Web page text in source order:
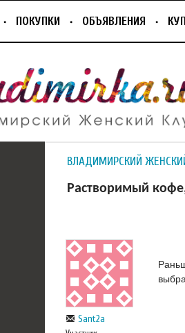
ПОКУПКИ ОБЪЯВЛЕНИЯ
ВЛАДИМИРСКИЙ
Растворимый
Sant2a